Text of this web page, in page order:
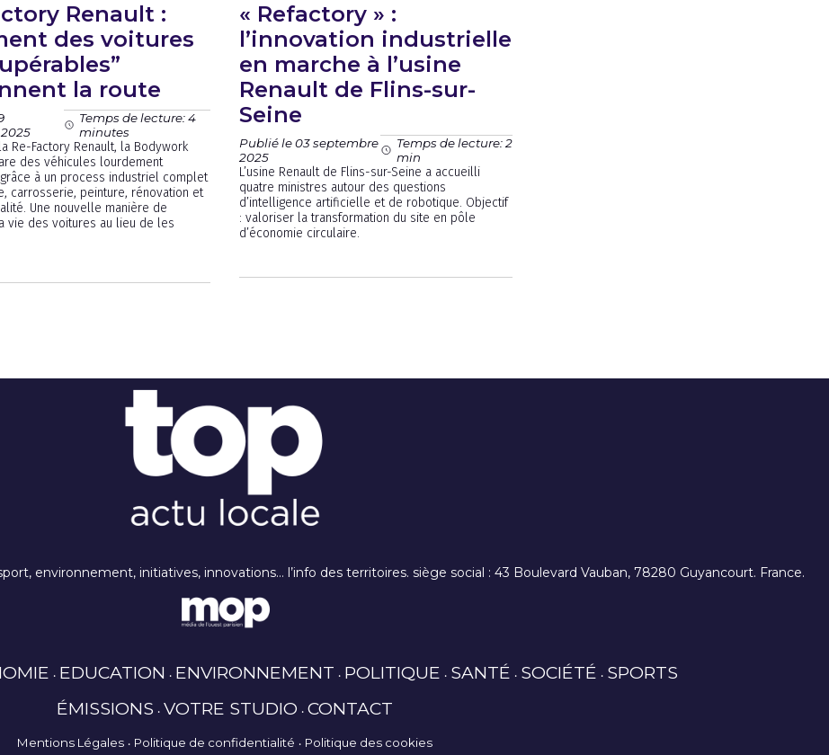
Renault :
des voitures
la route
Temps de lecture: 4
minutes
Re-Factory Renault, la Bodywork
des véhicules lourdement
à un process industriel complet
carrosserie, peinture, rénovation et
Une nouvelle manière de
vie des voitures au lieu de les
« Refactory » :
l’innovation industrielle
en marche à l’usine
Renault de Flins-sur-
Seine
Publié le 03 septembre
2025
Temps de lecture: 2
min
L’usine Renault de Flins-sur-Seine a accueilli
quatre ministres autour des questions
d’intelligence artificielle et de robotique. Objectif
: valoriser la transformation du site en pôle
d’économie circulaire.
environnement, initiatives, innovations… l’info des territoires. siège social : 43 Boulevard Vauban, 78280 Guyancourt. France.
EDUCATION ENVIRONNEMENT POLITIQUE SANTÉ SOCIÉTÉ SPORTS
ÉMISSIONS VOTRE STUDIO CONTACT
Mentions Légales Politique de confidentialité Politique des cookies